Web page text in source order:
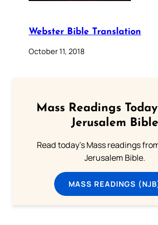
Webster Bible Translation
October 11, 2018
Mass Readings
Jerusalem Bible
Read today's Mass readings
Jerusalem Bible.
MASS READINGS